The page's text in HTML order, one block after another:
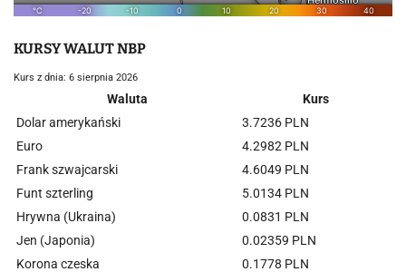
KURSY WALUT NBP
Kurs z dnia: 6 sierpnia 2026
Waluta
Kurs
Dolar amerykański
3.7236 PLN
Euro
4.2982 PLN
Frank szwajcarski
4.6049 PLN
Funt szterling
5.0134 PLN
Hrywna (Ukraina)
0.0831 PLN
Jen (Japonia)
0.02359 PLN
Korona czeska
0.1778 PLN